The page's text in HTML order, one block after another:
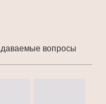
вопросы